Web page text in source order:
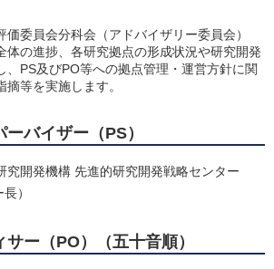
価委員会分科会（アドバイザリー委員会）
体の進捗、各研究拠点の形成状況や研究開発
、PS及びPO等への拠点管理・運営方針に関
等を実施します。
バイザー（PS）
究開発機構 先進的研究開発戦略センター
）
ー（PO）（五十音順）